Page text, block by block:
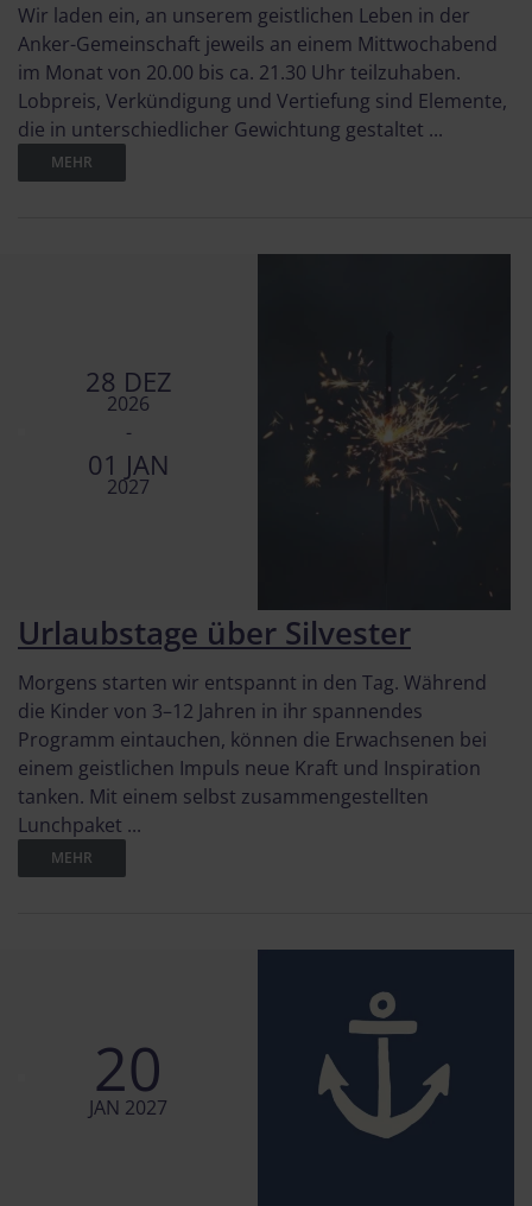
Wir laden ein, an unserem geistlichen Leben in der
Anker-Gemeinschaft jeweils an einem Mittwochabend
im Monat von 20.00 bis ca. 21.30 Uhr teilzuhaben.
Lobpreis, Verkündigung und Vertiefung sind Elemente,
die in unterschiedlicher Gewichtung gestaltet ...
MEHR
28 DEZ
2026
-
01 JAN
2027
Urlaubstage über Silvester
Morgens starten wir entspannt in den Tag. Während
die Kinder von 3–12 Jahren in ihr spannendes
Programm eintauchen, können die Erwachsenen bei
einem geistlichen Impuls neue Kraft und Inspiration
tanken. Mit einem selbst zusammengestellten
Lunchpaket ...
MEHR
20
JAN 2027